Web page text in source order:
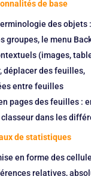
de base
des
groupes, le menu
(images,
déplacer des feuilles,
entre feuilles
pages des feuilles :
dans les
de statistiques
en forme des
relatives,